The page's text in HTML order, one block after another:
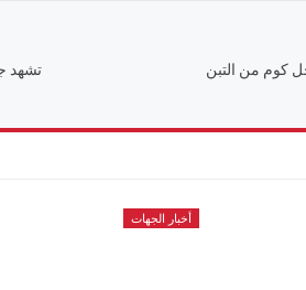
كوم من التبن
تشهد
أخبار الجهات